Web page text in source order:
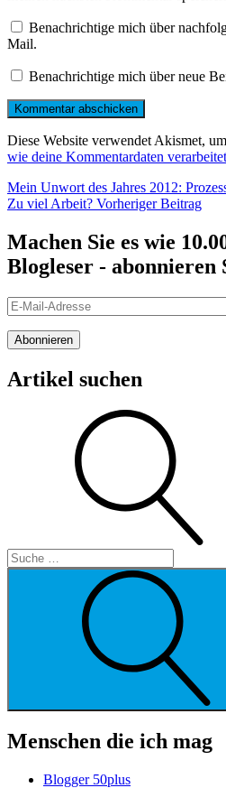
Benachrichtige mich über
Mail.
Benachrichtige mich über neue
Diese Website verwendet Akismet,
wie deine Kommentardaten
Beitragsnavigation
Nächster
Beitrag
Mein Unwort des Jahres 2012:
Vorheriger
Zu viel Arbeit? Vorheriger Beitrag
Machen Sie es wie
Blogleser - abonnieren
E-
Mail-
Adresse
Abonnieren
Artikel suchen
Menschen die ich mag
Blogger 50plus